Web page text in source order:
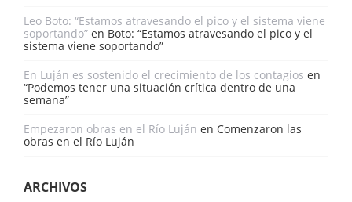
Leo Boto: “Estamos atravesando el pico y el sistema viene
soportando” en Boto: “Estamos atravesando el pico y el
sistema viene soportando”
En Luján es sostenido el crecimiento de los contagios en
“Podemos tener una situación crítica dentro de una
semana”
Empezaron obras en el Río Luján en Comenzaron las
obras en el Río Luján
ARCHIVOS